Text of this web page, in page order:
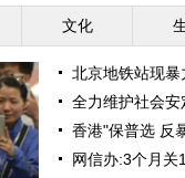
文化
北京地铁站现
全力维护社会
香港"保普选 反
网信办:3个月关